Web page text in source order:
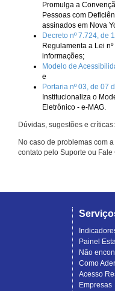
Promulga a
Pessoas com
assinados em Nova
Decreto nº 7.724, de
Regulamenta a Lei
informações;
Modelo de
e
Portaria nº 03, de 07
Institucionaliza o
Eletrônico - e-MAG.
Dúvidas, sugestões e críticas:
No caso de problemas com
contato pelo Suporte ou Fale
Painel
Não
Como
Acesso
Empresas